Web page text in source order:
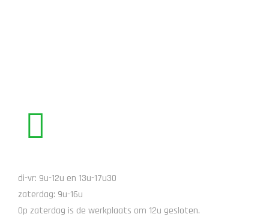
di-vr: 9u-12u en 13u-17u30
zaterdag: 9u-16u
Op zaterdag is de werkplaats om 12u gesloten.